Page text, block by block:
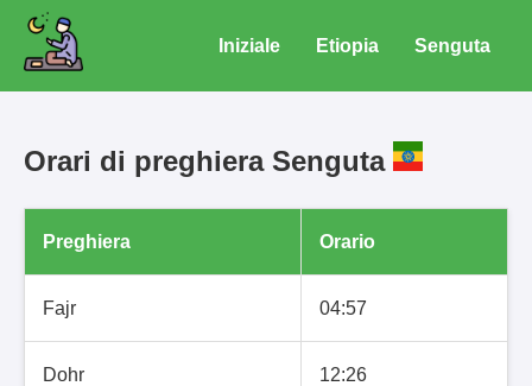
Iniziale Etiopia Senguta
Orari di preghiera Senguta
Preghiera Orario
Fajr 04:57
Dohr 12:26